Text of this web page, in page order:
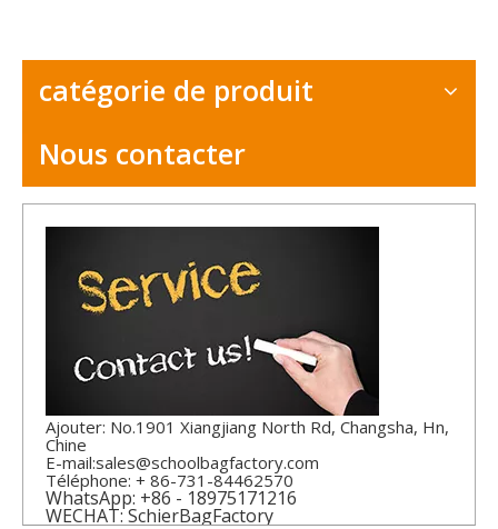
catégorie de produit
Nous contacter
Ajouter: No.1901 Xiangjiang North Rd, Changsha, Hn,
Chine
E-mail:sales@schoolbagfactory.com
Téléphone: + 86-731-84462570
WhatsApp: +86 - 18975171216
WECHAT: SchierBagFactory